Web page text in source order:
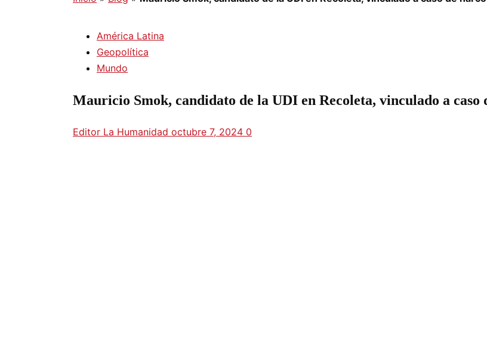
América Latina
Geopolítica
Mundo
Mauricio Smok, candidato de la UDI en Recoleta, vinculado a
Editor La Humanidad octubre 7, 2024 0